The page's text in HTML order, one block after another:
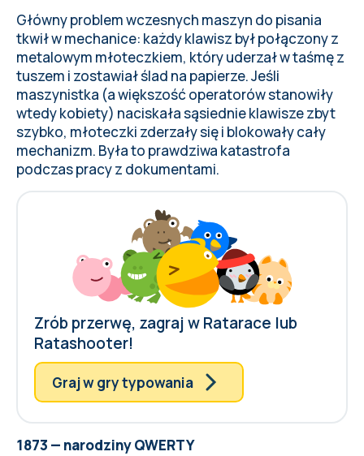
Główny problem wczesnych maszyn do pisania
tkwił w mechanice: każdy klawisz był połączony z
metalowym młoteczkiem, który uderzał w taśmę z
tuszem i zostawiał ślad na papierze. Jeśli
maszynistka (a większość operatorów stanowiły
wtedy kobiety) naciskała sąsiednie klawisze zbyt
szybko, młoteczki zderzały się i blokowały cały
mechanizm. Była to prawdziwa katastrofa
podczas pracy z dokumentami.
Zrób przerwę, zagraj w Ratarace lub
Ratashooter!
Graj w gry typowania
1873 — narodziny QWERTY